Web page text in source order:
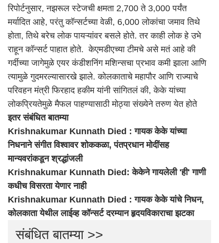
रिपोर्टनुसार, नझरूल स्टेजची क्षमता 2,700 ते 3,000 पर्यंत
मर्यादित आहे, परंतु कॉन्सर्टच्या वेळी, 6,000 लोकांचा जमाव तिथे
होता, तिथे बरेच लोक पायऱ्यांवर बसले होते. तर काही लोक हे उभे
राहून कॉन्सर्ट पाहात होते. केएमडीएच्या टीमचे असे मतं आहे की
गर्दीच्या जागेमुळे एयर कंडीशनिंग मशिन्सचा प्रभाव कमी झाला आणि
त्यामुळे गुदमरल्यासारखे झाले. कोलकाताचे महापौर आणि राज्याचे
परिवहन मंत्री फिरहाद हकीम यांनी सांगितलं की, केके यांच्या
लोकप्रियतेमुळे मैफल पाहण्यासाठी मोठ्या संख्येने तरुण येत होते
इतर संबंधित बातम्या
Krishnakumar Kunnath Died : गायक केके यांच्या
निधनाने संगीत विश्वावर शोककळा, पंतप्रधान मोदींसह
मान्यवरांकडून श्रद्धांजली
Krishnakumar Kunnath Died: केकेने गायलेली 'ही' गाणी
कधीच विसरता येणार नाही
Krishnakumar Kunnath Died : गायक केके यांचे निधन,
कोलकाता येथील लाईव्ह कॉन्सर्ट दरम्यान हृदयविकाराचा झटका
संबंधित बातम्या >>